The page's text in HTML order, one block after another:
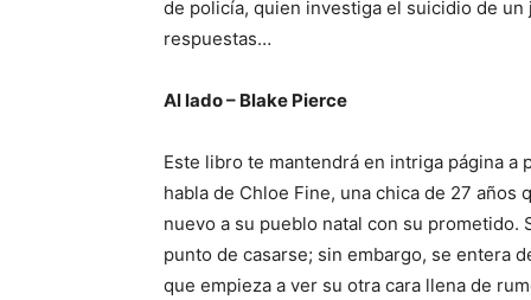
de policía, quien investiga el suicidio de
respuestas…
Al lado – Blake Pierce
Este libro te mantendrá en intriga página a
habla de Chloe Fine, una chica de 27
nuevo a su pueblo natal con su prometido.
punto de casarse; sin embargo, se entera
que empieza a ver su otra cara llena de